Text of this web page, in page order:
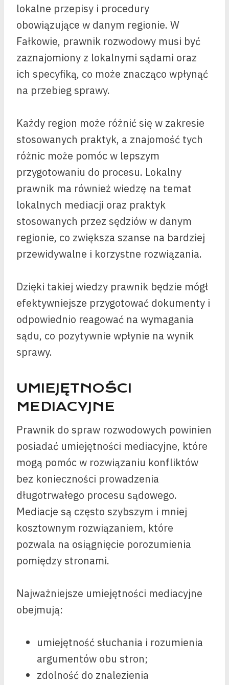
lokalne przepisy i procedury
obowiązujące w danym regionie. W
Fałkowie, prawnik rozwodowy musi być
zaznajomiony z lokalnymi sądami oraz
ich specyfiką, co może znacząco wpłynąć
na przebieg sprawy.
Każdy region może różnić się w zakresie
stosowanych praktyk, a znajomość tych
różnic może pomóc w lepszym
przygotowaniu do procesu. Lokalny
prawnik ma również wiedzę na temat
lokalnych mediacji oraz praktyk
stosowanych przez sędziów w danym
regionie, co zwiększa szanse na bardziej
przewidywalne i korzystne rozwiązania.
Dzięki takiej wiedzy prawnik będzie mógł
efektywniejsze przygotować dokumenty i
odpowiednio reagować na wymagania
sądu, co pozytywnie wpłynie na wynik
sprawy.
UMIEJĘTNOŚCI
MEDIACYJNE
Prawnik do spraw rozwodowych powinien
posiadać umiejętności mediacyjne, które
mogą pomóc w rozwiązaniu konfliktów
bez konieczności prowadzenia
długotrwałego procesu sądowego.
Mediacje są często szybszym i mniej
kosztownym rozwiązaniem, które
pozwala na osiągnięcie porozumienia
pomiędzy stronami.
Najważniejsze umiejętności mediacyjne
obejmują:
umiejętność słuchania i rozumienia
argumentów obu stron;
zdolność do znalezienia